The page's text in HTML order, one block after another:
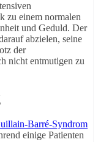
zu einem normalen
und Geduld. Der
abzielen, seine
der
nicht entmutigen zu
Barré-Syndrom
einige Patienten